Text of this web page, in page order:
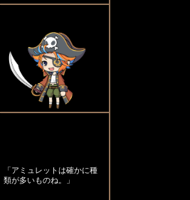
「アミュレットは確かに種
類が多いものね。」